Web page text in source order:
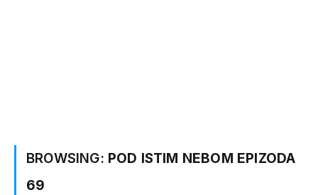
BROWSING: POD ISTIM NEBOM EPIZODA
69